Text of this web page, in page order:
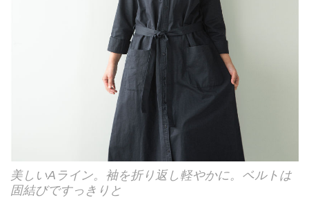
美しいAライン。袖を折り返し軽やかに。ベルトは
固結びですっきりと